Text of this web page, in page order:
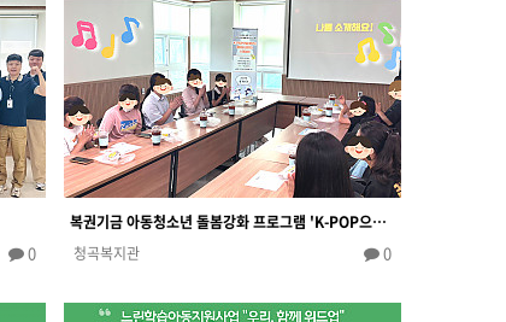
0
복권기금 아동청소년 돌봄강화 프로그램 'K-POP으로 채우는 돌봄과 성장의 스테이지' 오리엔테이션 & 스텝…
청곡복지관
0